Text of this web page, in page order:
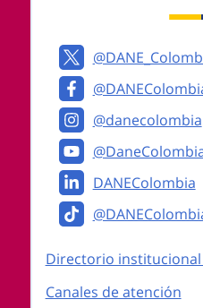
@danecolombia
DANEColombia
Enlaces
Directorio institucional
Canales de atención